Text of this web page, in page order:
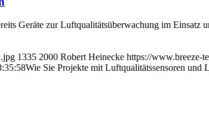
Geräte zur Luftqualitätsüberwachung im Einsatz
1335 2000 Robert Heinecke https://www.breeze-
Wie Sie Projekte mit Luftqualitätssensoren und